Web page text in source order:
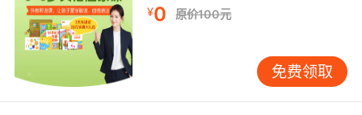
9. If we don't absolve him, we'll become what
he was, full of hate.
如果我们不原谅他 我们就会变得和他一样 充满仇
¥0 原价100元
免费领取